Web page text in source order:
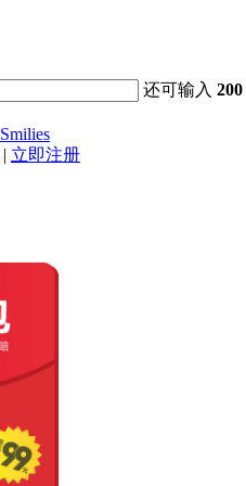
还可输入200
Smilies
| 立即注册